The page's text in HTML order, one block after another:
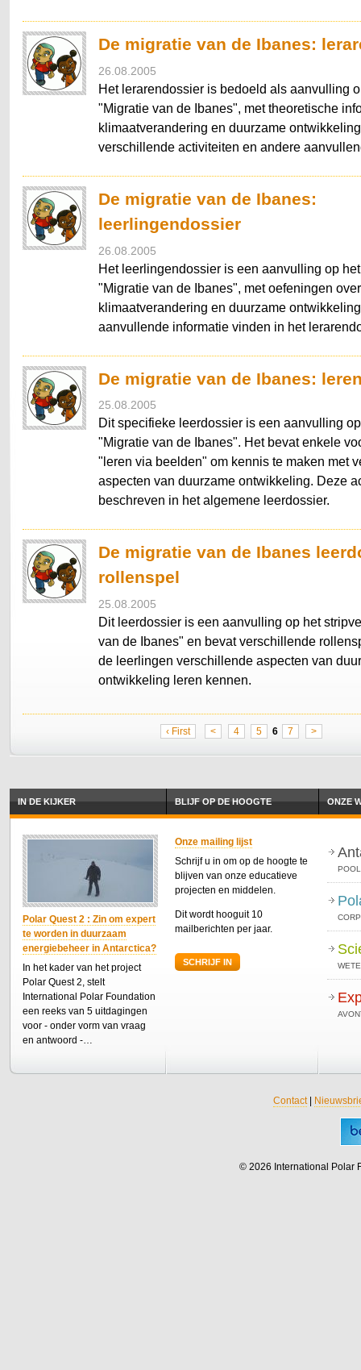
De migratie van de Ibanes:
26.08.2005
Het lerarendossier is bedoeld als aanvulling
"Migratie van de Ibanes", met theoretische
klimaatverandering en duurzame
verschillende activiteiten en andere
De migratie van de Ibanes:
leerlingendossier
26.08.2005
Het leerlingendossier is een aanvulling op
"Migratie van de Ibanes", met oefeningen
klimaatverandering en duurzame
aanvullende informatie vinden in het
De migratie van de Ibanes:
25.08.2005
Dit specifieke leerdossier is een aanvulling
"Migratie van de Ibanes". Het bevat enkele
"leren via beelden" om kennis te maken met
aspecten van duurzame ontwikkeling. Deze
beschreven in het algemene leerdossier.
De migratie van de Ibanes
rollenspel
25.08.2005
Dit leerdossier is een aanvulling op het
van de Ibanes" en bevat verschillende
de leerlingen verschillende aspecten van
ontwikkeling leren kennen.
‹ First < 4 5 6 7 >
IN DE KIJKER
Polar Quest 2 : Zin om expert
te worden in duurzaam
energiebeheer in Antarctica?
In het kader van het project
Polar Quest 2, stelt
International Polar Foundation
een reeks van 5 uitdagingen
voor - onder vorm van vraag
en antwoord -…
BLIJF OP DE HOOGTE
Onze mailing lijst
Schrijf u in om op de hoogte te
blijven van onze educatieve
projecten en middelen.
Dit wordt hooguit 10
mailberichten per jaar.
SCHRIJF IN
ONZE
Contact|
© 2026 International Polar